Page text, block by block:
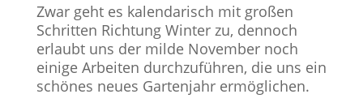
Zwar geht es kalendarisch mit großen
Schritten Richtung Winter zu, dennoch
erlaubt uns der milde November noch
einige Arbeiten durchzuführen, die uns ein
schönes neues Gartenjahr ermöglichen.